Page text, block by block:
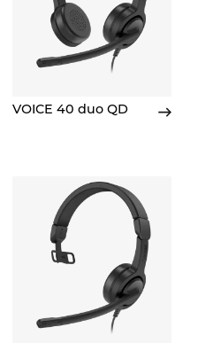
VOICE 40 duo QD